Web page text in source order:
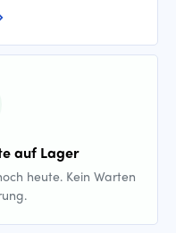
auf Lager
heute. Kein Warten